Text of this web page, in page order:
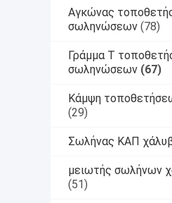
Αγκώνας
σωληνώσεων (78)
Γράμμα Τ
σωληνώσεων (67)
Κάμψη
(29)
Σωλήνας ΚΑΠ
μειωτής σωλήνων
(51)